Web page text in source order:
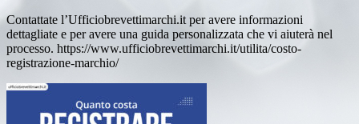
Contattate l’Ufficiobrevettimarchi.it per avere informazioni
dettagliate e per avere una guida personalizzata che vi aiuterà nel
processo. https://www.ufficiobrevettimarchi.it/utilita/costo-
registrazione-marchio/